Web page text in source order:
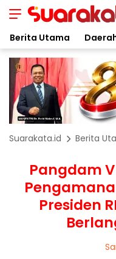
Berita Utama
Suarakata.id Berita
Pangdam
Presiden